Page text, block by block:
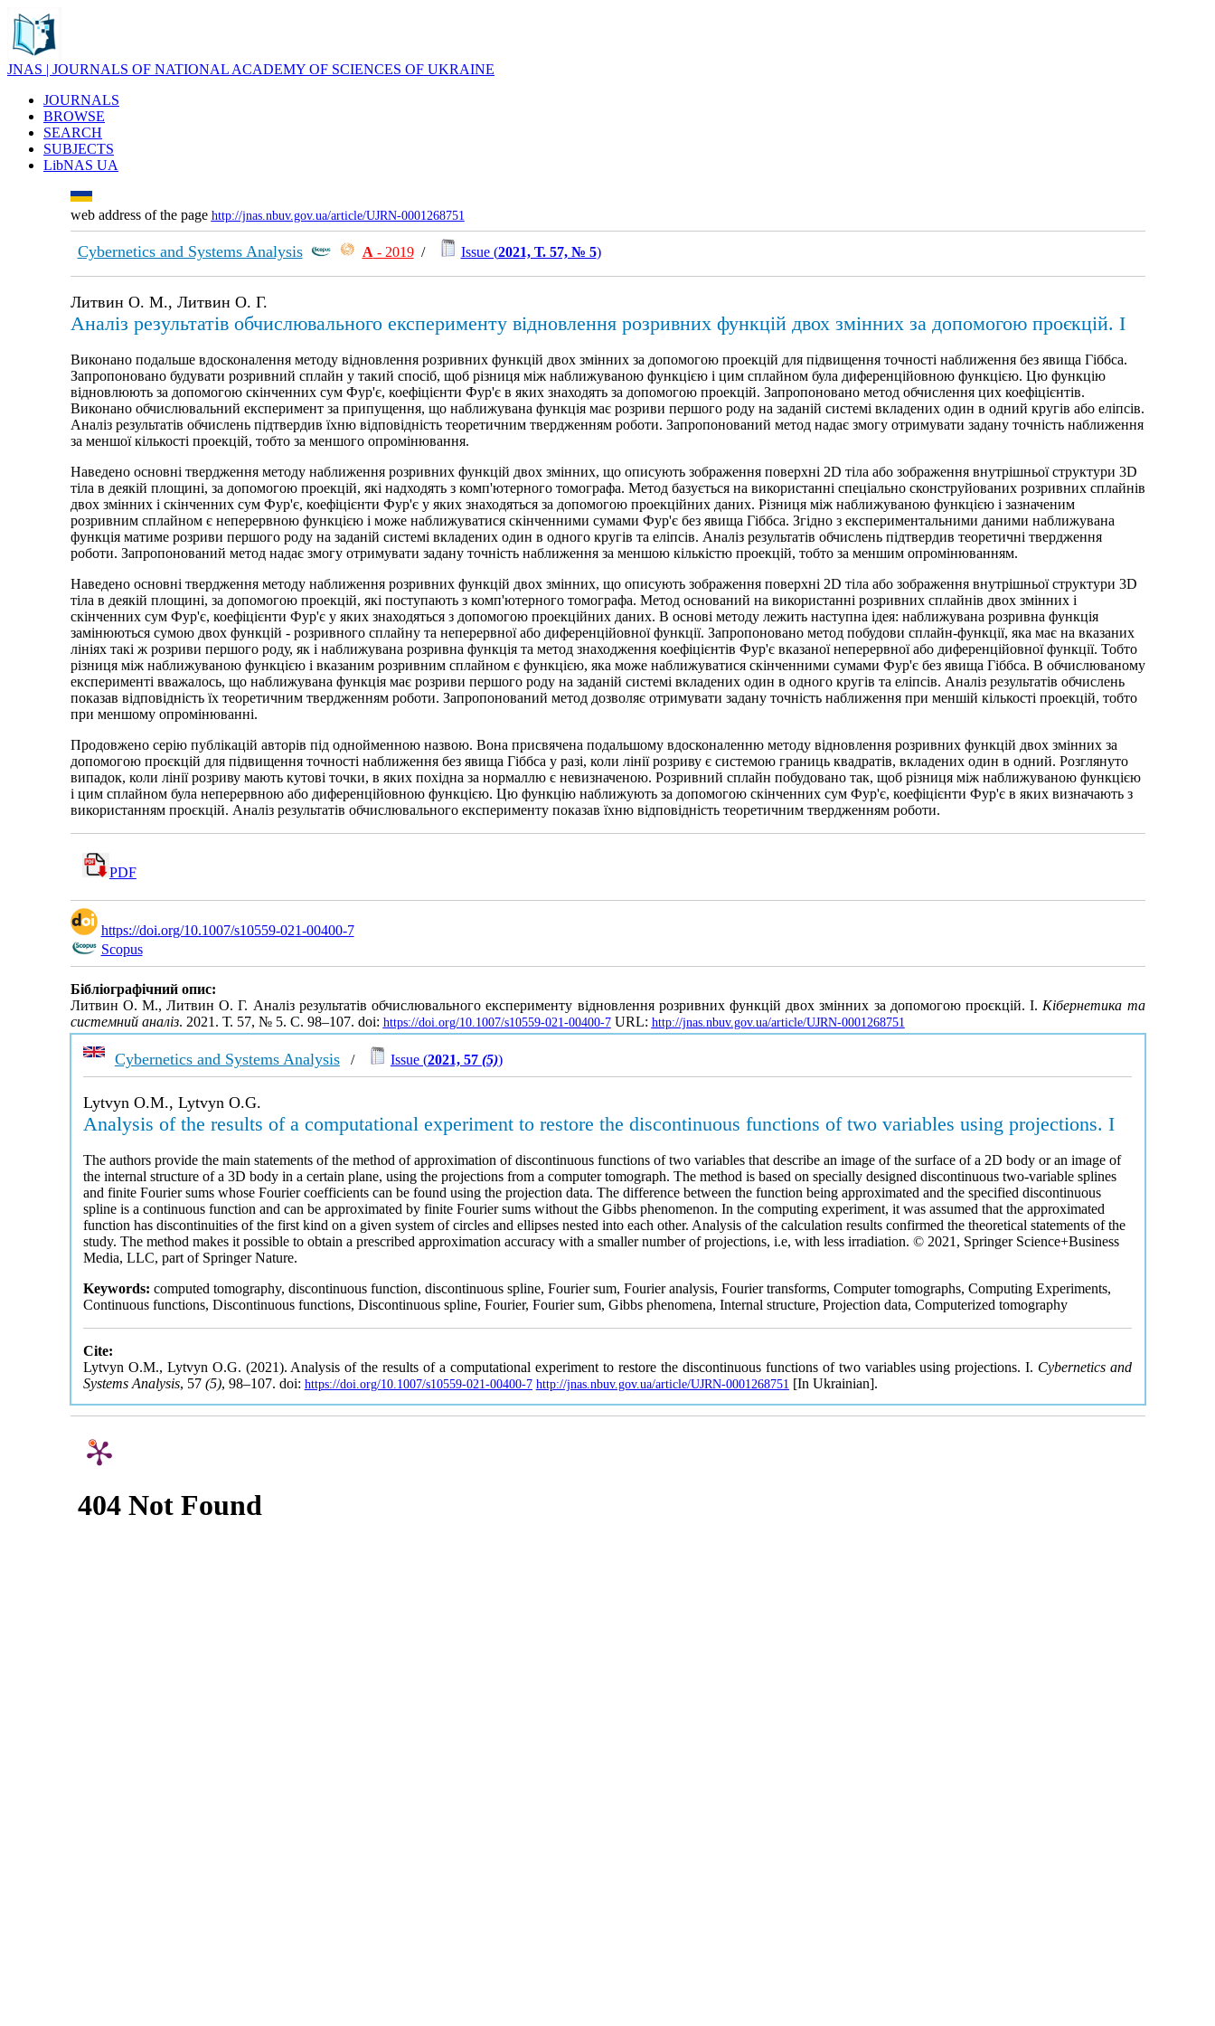
JNAS | JOURNALS OF NATIONAL ACADEMY OF SCIENCES OF UKRAINE
JOURNALS
BROWSE
SEARCH
SUBJECTS
LibNAS UA
web address of the page http://jnas.nbuv.gov.ua/article/UJRN-0001268751
Cybernetics and Systems Analysis А - 2019/ Issue (2021, Т. 57, № 5)
Литвин О. М., Литвин О. Г.
Аналіз результатів обчислювального експерименту відновлення розривних функцій двох змінних за допомогою проєкцій. І
Виконано подальше вдосконалення методу відновлення розривних функцій двох змінних за допомогою проекцій для підвищення точності наближення без явища Гіббса.
Запропоновано будувати розривний сплайн у такий спосіб, щоб різниця між наближуваною функцією і цим сплайном була диференційовною функцією. Цю функцію
відновлюють за допомогою скінченних сум Фур'є, коефіцієнти Фур'є в яких знаходять за допомогою проекцій. Запропоновано метод обчислення цих коефіцієнтів.
Виконано обчислювальний експеримент за припущення, що наближувана функція має розриви першого роду на заданій системі вкладених один в одний кругів або еліпсів.
Аналіз результатів обчислень підтвердив їхню відповідність теоретичним твердженням роботи. Запропонований метод надає змогу отримувати задану точність наближення
за меншої кількості проекцій, тобто за меншого опромінювання.
Наведено основні твердження методу наближення розривних функцій двох змінних, що описують зображення поверхні 2D тіла або зображення внутрішньої структури 3D
тіла в деякій площині, за допомогою проекцій, які надходять з комп'ютерного томографа. Метод базується на використанні спеціально сконструйованих розривних сплайнів
двох змінних і скінченних сум Фур'є, коефіцієнти Фур'є у яких знаходяться за допомогою проекційних даних. Різниця між наближуваною функцією і зазначеним
розривним сплайном є неперервною функцією і може наближуватися скінченними сумами Фур'є без явища Гіббса. Згідно з експериментальними даними наближувана
функція матиме розриви першого роду на заданій системі вкладених один в одного кругів та еліпсів. Аналіз результатів обчислень підтвердив теоретичні твердження
роботи. Запропонований метод надає змогу отримувати задану точність наближення за меншою кількістю проекцій, тобто за меншим опромінюванням.
Наведено основні твердження методу наближення розривних функцій двох змінних, що описують зображення поверхні 2D тіла або зображення внутрішньої структури 3D
тіла в деякій площині, за допомогою проекцій, які поступають з комп'ютерного томографа. Метод оснований на використанні розривних сплайнів двох змінних і
скінченних сум Фур'є, коефіцієнти Фур'є у яких знаходяться з допомогою проекційних даних. В основі методу лежить наступна ідея: наближувана розривна функція
замінюються сумою двох функцій - розривного сплайну та неперервної або диференційовної функції. Запропоновано метод побудови сплайн-функції, яка має на вказаних
лініях такі ж розриви першого роду, як і наближувана розривна функція та метод знаходження коефіцієнтів Фур'є вказаної неперервної або диференційовної функції. Тобто
різниця між наближуваною функцією і вказаним розривним сплайном є функцією, яка може наближуватися скінченними сумами Фур'є без явища Гіббcа. В обчислюваному
експерименті вважалось, що наближувана функція має розриви першого роду на заданій системі вкладених один в одного кругів та еліпсів. Аналіз результатів обчислень
показав відповідність їх теоретичним твердженням роботи. Запропонований метод дозволяє отримувати задану точність наближення при меншій кількості проекцій, тобто
при меншому опромінюванні.
Продовжено серію публікацій авторів під однойменною назвою. Вона присвячена подальшому вдосконаленню методу відновлення розривних функцій двох змінних за
допомогою проєкцій для підвищення точності наближення без явища Гіббса у разі, коли лінії розриву є системою границь квадратів, вкладених один в одний. Розглянуто
випадок, коли лінії розриву мають кутові точки, в яких похідна за нормаллю є невизначеною. Розривний сплайн побудовано так, щоб різниця між наближуваною функцією
і цим сплайном була неперервною або диференційовною функцією. Цю функцію наближують за допомогою скінченних сум Фур'є, коефіцієнти Фур'є в яких визначають з
використанням проєкцій. Аналіз результатів обчислювального експерименту показав їхню відповідність теоретичним твердженням роботи.
PDF
https://doi.org/10.1007/s10559-021-00400-7
Scopus
Бібліографічний опис:
Литвин О. М., Литвин О. Г. Аналіз результатів обчислювального експерименту відновлення розривних функцій двох змінних за допомогою проєкцій. І. Кібернетика та
системний аналіз. 2021. Т. 57, № 5. С. 98–107. doi: https://doi.org/10.1007/s10559-021-00400-7URL: http://jnas.nbuv.gov.ua/article/UJRN-0001268751
Cybernetics and Systems Analysis/ Issue (2021, 57 (5))
Lytvyn O.M., Lytvyn O.G.
Analysis of the results of a computational experiment to restore the discontinuous functions of two variables using projections. I
The authors provide the main statements of the method of approximation of discontinuous functions of two variables that describe an image of the surface of a 2D body or an image of
the internal structure of a 3D body in a certain plane, using the projections from a computer tomograph. The method is based on specially designed discontinuous two-variable splines
and finite Fourier sums whose Fourier coefficients can be found using the projection data. The difference between the function being approximated and the specified discontinuous
spline is a continuous function and can be approximated by finite Fourier sums without the Gibbs phenomenon. In the computing experiment, it was assumed that the approximated
function has discontinuities of the first kind on a given system of circles and ellipses nested into each other. Analysis of the calculation results confirmed the theoretical statements of the
study. The method makes it possible to obtain a prescribed approximation accuracy with a smaller number of projections, i.e, with less irradiation. © 2021, Springer Science+Business
Media, LLC, part of Springer Nature.
Keywords: computed tomography, discontinuous function, discontinuous spline, Fourier sum, Fourier analysis, Fourier transforms, Computer tomographs, Computing Experiments,
Continuous functions, Discontinuous functions, Discontinuous spline, Fourier, Fourier sum, Gibbs phenomena, Internal structure, Projection data, Computerized tomography
Cite:
Lytvyn O.M., Lytvyn O.G. (2021). Analysis of the results of a computational experiment to restore the discontinuous functions of two variables using projections. I. Cybernetics and
Systems Analysis, 57 (5), 98–107. doi: https://doi.org/10.1007/s10559-021-00400-7 http://jnas.nbuv.gov.ua/article/UJRN-0001268751 [In Ukrainian].